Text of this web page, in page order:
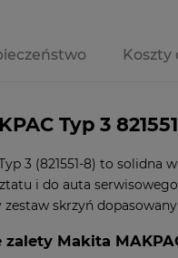
Koszty
Typ 3
3 (821551-8) to
i do auta
zestaw skrzyń
zalety Makita